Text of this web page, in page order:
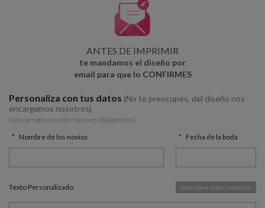
ANTES DE IMPRIMIR
te mandamos el diseño por
email para que lo CONFIRMES
Personaliza con tus datos (No te preocupes, del diseño nos
encargamos nosotros)
(Los campos con asterísco son obligatorios)
Nombre de los novios
Fecha de la boda
Texto Personalizado Ideas para texto invitación